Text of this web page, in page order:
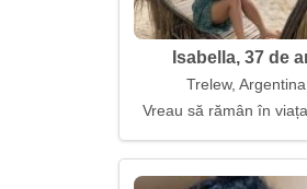
Isabella, 37 de
Trelew, Argentina
Vreau să rămân în